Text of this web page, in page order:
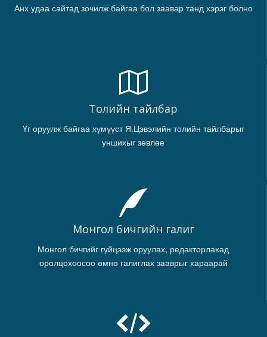
Анх удаа сайтад зочилж байгаа бол заавар танд хэрэг болно
Толийн тайлбар
Үг оруулж байгаа хүмүүст Я.Цэвэлийн толийн тайлбарыг
уншихыг зөвлөе
Монгол бичгийн галиг
Монгол бичгийг гүйцээж оруулах, редакторлахад
оролцохоосоо өмнө галиглах зааврыг хараарай